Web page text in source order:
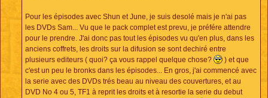
Pour les épisodes avec Shun et June, je suis desolé mais je n'ai pas
les DVDs Sam... Vu que le pack complet est prevu, je préfére attendre
pour le prendre. J'ai donc pas tout les épisodes vu qu'en plus, dans les
anciens coffrets, les droits sur la difusion se sont dechiré entre
plusieurs editeurs ( quoi? ça vous rappel quelque chose?
) et que
c'est un peu le bronks dans les épisodes... En gros, j'ai commencé avec
la serie avec des DVDs trés beau au niveau des couvertures, et au
DVD No 4 ou 5, TF1 à reprit les droits et à resortie la serie du debut